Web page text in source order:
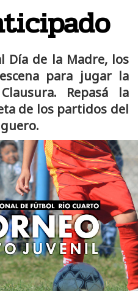
Día de la Madre, los
para jugar la
Repasá la
de los partidos del